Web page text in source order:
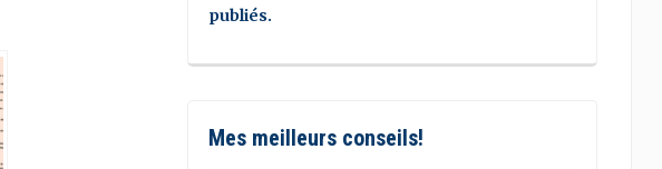
publiés.
Mes meilleurs conseils!